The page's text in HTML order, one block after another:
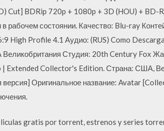
Cut] BDRip 720p + 1080p + 3D (HOU) + BD-
рабочем состоянии. Качество: Blu-ray
High Profile 4.1 Аудио: (RUS) Como
Студия: 20th Century Fox
Extended Collector's Edition. Страна: США,
версия] Оригинальное название: Avatar
gratis por torrent, estrenos y series